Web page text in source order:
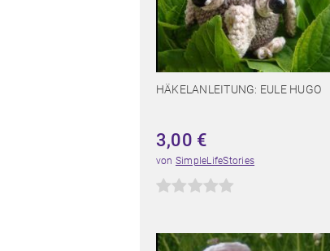
HÄKELANLEITUNG: EULE HUGO
3,00 €
von SimpleLifeStories